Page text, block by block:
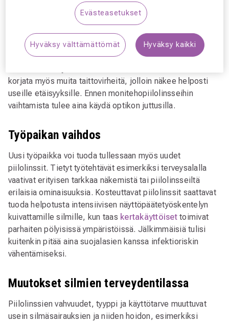
Luonnollinen 40–45 vuoden iässä alkava näön
heikkeneminen eliikänäkö
on yksi tärkeimmistä syistä
vaihtaa piilolinssien vahvuudet. Silmän mykiön elastisuus
heikkenee eli mykiö jäykistyy iän myötä, mikä johtaa
lähinäön huonontumiseen.Monitehopiilolinssiton
korjata myös muita taittovirheitä, jolloin näkee helposti
useille etäisyyksille. Ennen monitehopiilolinsseihin
vaihtamista tulee aina käydä optikon juttusilla.
Työpaikan vaihdos
Uusi työpaikka voi tuoda tullessaan myös uudet
piilolinssit. Tietyt työtehtävät esimerkiksi terveysalalla
vaativat erityisen tarkkaa näkemistä tai piilolinsseiltä
erilaisia ominaisuuksia. Kosteuttavat piilolinssit saattavat
tuoda helpotusta intensiivisen näyttöpäätetyöskentelyn
kuivattamille silmille, kun taas kertakäyttöiset toimivat
parhaiten pölyisissä ympäristöissä. Jälkimmäisiä tulisi
kuitenkin pitää aina suojalasien kanssa infektioriskin
vähentämiseksi.
Muutokset silmien terveydentilassa
Piilolinssien vahvuudet, tyyppi ja käyttötarve muuttuvat
usein silmäsairauksien ja niiden hoidon, esimerkiksi
Evästeasetukset
Hyväksy välttämättömät Hyväksy kaikki